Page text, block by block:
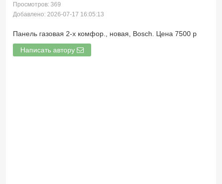
Просмотров: 369
Добавлено: 2026-07-17 16:05:13
Панель газовая 2-х комфор., новая, Bosch. Цена 7500 р
Написать автору